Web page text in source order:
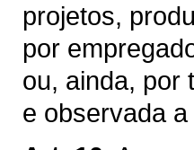
projetos,
por
ou, ainda, por
e observada